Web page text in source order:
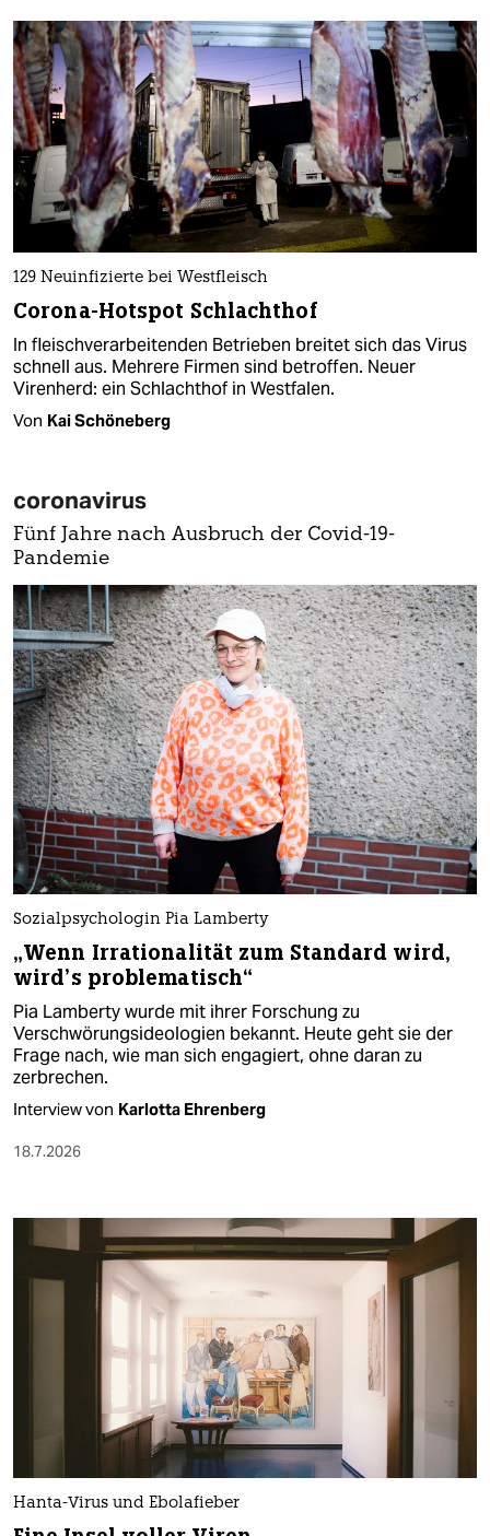
129 Neuinfizierte bei Westfleisch
Corona-Hotspot Schlachthof
In fleischverarbeitenden Betrieben breitet sich das Virus
schnell aus. Mehrere Firmen sind betroffen. Neuer
Virenherd: ein Schlachthof in Westfalen.
Von Kai Schöneberg
coronavirus
Fünf Jahre nach Ausbruch der Covid-19-
Pandemie
Sozialpsychologin Pia Lamberty
„Wenn Irrationalität zum Standard wird,
wird’s problematisch“
Pia Lamberty wurde mit ihrer Forschung zu
Verschwörungsideologien bekannt. Heute geht sie der
Frage nach, wie man sich engagiert, ohne daran zu
zerbrechen.
Interview von Karlotta Ehrenberg
18.7.2026
Hanta-Virus und Ebolafieber